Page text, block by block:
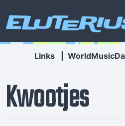
Links
Kwootjes